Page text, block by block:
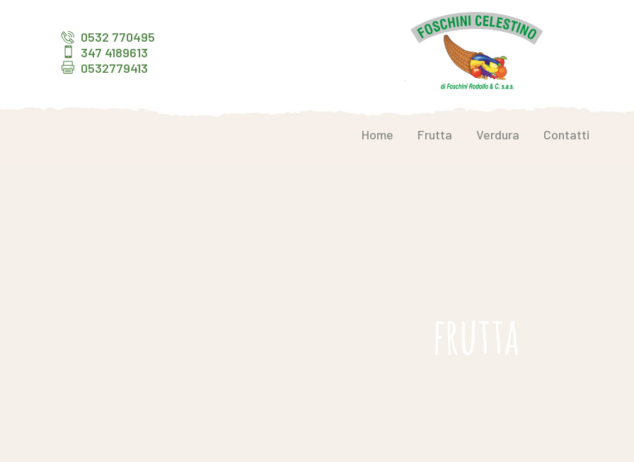
0532 770495
347 4189613
0532779413
Home Frutta Verdura Contatti